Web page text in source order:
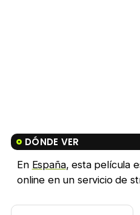
DÓNDE VER
En España, esta película
online en un servicio de